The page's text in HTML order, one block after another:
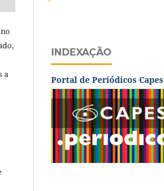
a
INDEXAÇÃO
Portal de Periódicos Capes